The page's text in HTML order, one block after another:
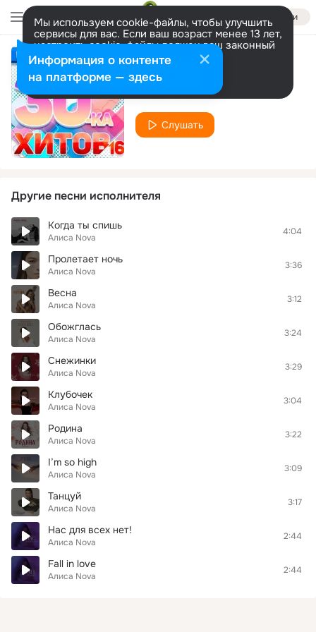
Войти
Мы используем cookie-файлы, чтобы улучшить
сервисы для вас. Если ваш возраст менее 13 лет,
настроить cookie-файлы должен ваш законный
представитель. Больше информации
Разрешить все Настроить
Танцуй
Алиса Nova
Слушать
Другие песни исполнителя
Когда ты спишь
Алиса Nova
4:04
Пролетает ночь
Алиса Nova
3:36
Весна
Алиса Nova
3:12
Обожглась
Алиса Nova
3:24
Снежинки
Алиса Nova
3:29
Клубочек
Алиса Nova
3:04
Родина
Алиса Nova
3:22
I’m so high
Алиса Nova
3:09
Танцуй
Алиса Nova
3:17
Нас для всех нет!
Алиса Nova
2:44
Fall in love
Алиса Nova
2:44
Информация о контенте
на платформе — здесь